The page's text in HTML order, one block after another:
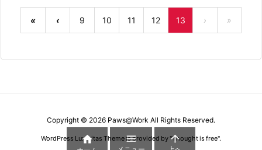
« ‹ 9 10 11 12 13 › »
Copyright © 2026 Paws@Work All Rights Reserved.
WordPress Luxeritas Theme is provided by "Thought is free".
  